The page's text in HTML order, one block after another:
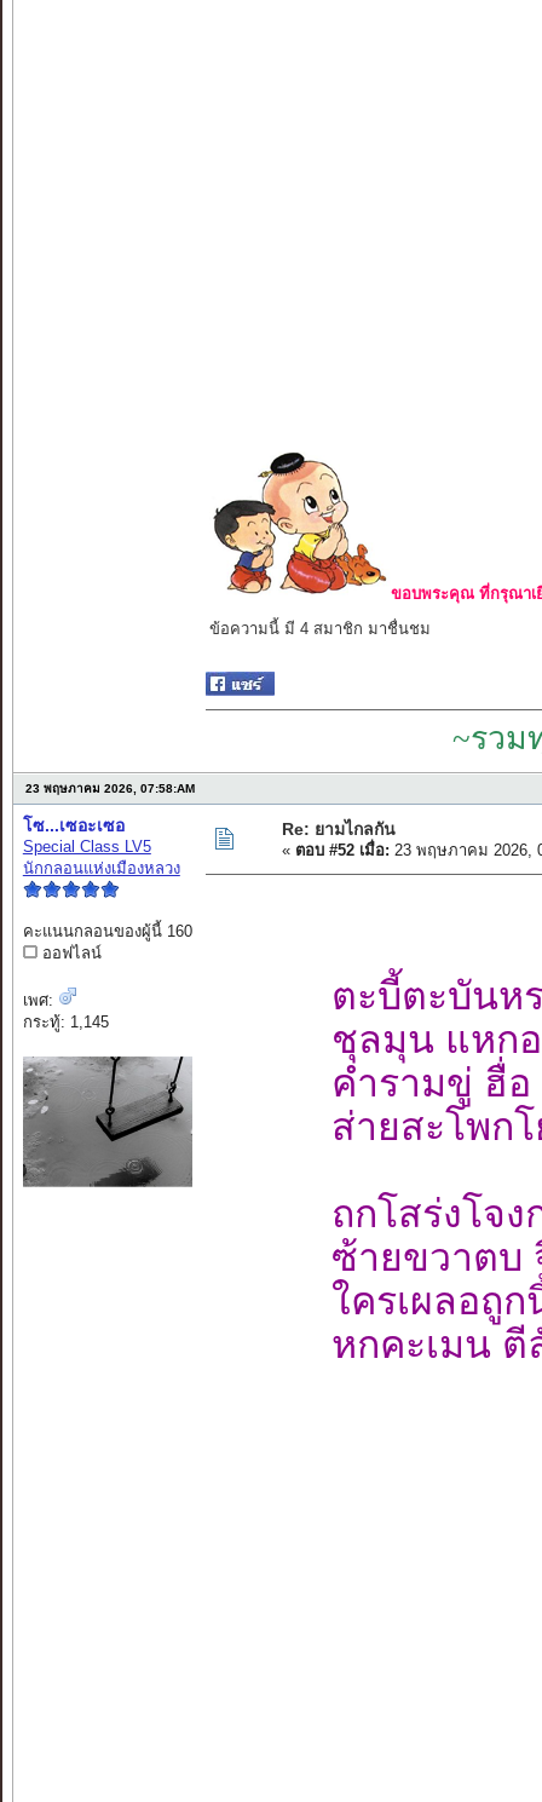
ขอบพระคุณ ที่กรุณาเ
ข้อความนี้ มี 4 สมาชิก มาชื่นชม
~รวม
23 พฤษภาคม 2026, 07:58:AM
โซ...เซอะเซอ
Special Class LV5
นักกลอนแห่งเมืองหลวง
คะแนนกลอนของผู้นี้ 160
ออฟไลน์
เพศ:
กระทู้: 1,145
Re: ยามไกลกัน
« ตอบ #52 เมื่อ: 23 พฤษภาคม 2026,
ตะบี้ตะบันห
ชุลมุน แหก
คำรามขู่ ฮื่อ
ส่ายสะโพก
ถกโสร่งโจง
ซ้ายขวาตบ
ใครเผลอถู
หกคะเมน ตี